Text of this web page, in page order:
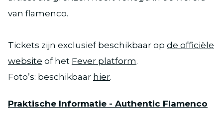
van flamenco.
Tickets zijn exclusief beschikbaar op de officiële
website of het Fever platform.
Foto’s: beschikbaar hier.
Praktische Informatie - Authentic Flamenco